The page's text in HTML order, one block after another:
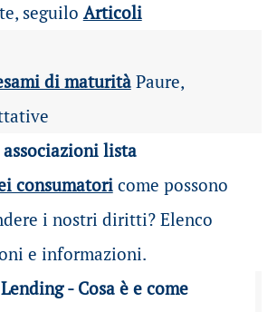
seguilo Articoli
di maturità Paure,
consumatoricome possono
i nostri diritti? Elenco
e informazioni.